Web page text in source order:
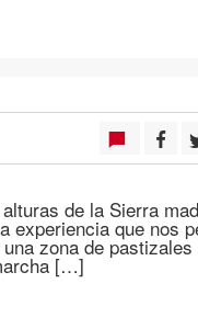
de la Sierra
experiencia que nos
zona de
[…]